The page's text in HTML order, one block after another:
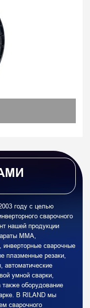
году с целью
сварочного
нашей продукции
MMA,
инверторные сварочные
плазменные резаки,
автоматические
умной сварки,
оборудование
В RILAND мы
сварочного